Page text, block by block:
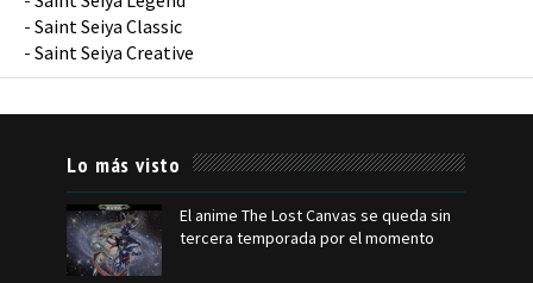
- Saint Seiya Classic
- Saint Seiya Creative
Lo más visto
El anime The Lost Canvas se queda sin
tercera temporada por el momento